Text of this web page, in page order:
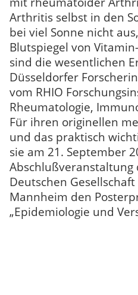
Arthritis selbst in den
bei viel Sonne nicht
Blutspiegel von
sind die wesentlichen
Düsseldorfer
vom RHIO
Rheumatologie,
Für ihren originellen
und das praktisch
sie am 21. September
Abschlußveranstaltung
Deutschen
Mannheim den
„Epidemiologie und